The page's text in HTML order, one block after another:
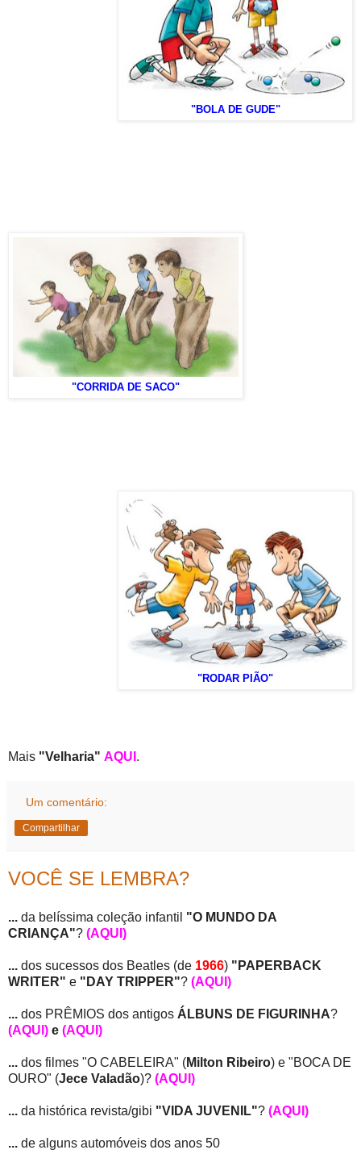
"BOLA DE GUDE"
"CORRIDA DE SACO"
"RODAR PIÃO"
Mais "Velharia" AQUI .
Um comentário:
Compartilhar
VOCÊ SE LEMBRA?
... da belíssima coleção infantil "O MUNDO DA
CRIANÇA"? (AQUI)
... dos sucessos dos Beatles (de 1966) "PAPERBACK
WRITER" e "DAY TRIPPER"? (AQUI)
... dos PRÊMIOS dos antigos ÁLBUNS DE FIGURINHA?
(AQUI) e (AQUI)
... dos filmes "O CABELEIRA" (Milton Ribeiro) e "BOCA DE
OURO" (Jece Valadão)? (AQUI)
... da histórica revista/gibi "VIDA JUVENIL"? (AQUI)
... de alguns automóveis dos anos 50